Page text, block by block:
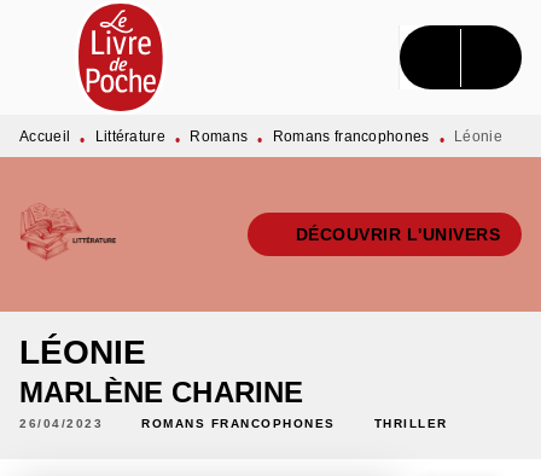
MENU RECHERCHE CONTENU
PIED DE PAGE
Accueil • Littérature • Romans • Romans francophones • Léonie
DÉCOUVRIR L'UNIVERS
LÉONIE
MARLÈNE CHARINE
26/04/2023 ROMANS FRANCOPHONES THRILLER